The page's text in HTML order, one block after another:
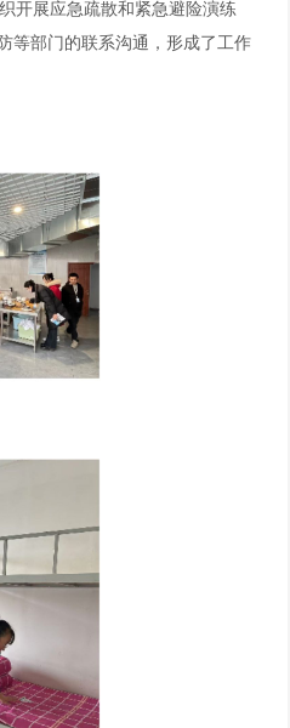
开展应急疏散和紧急避险演练
等部门的联系沟通，形成了工作